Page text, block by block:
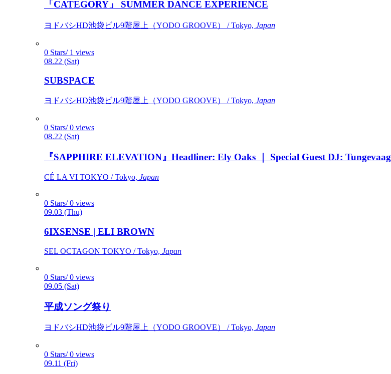
「CATEGORY」 SUMMER DANCE EXPERIENCE
ヨドバシHD池袋ビル9階屋上（YODO GROOVE） / Tokyo, Japan
0 Stars/ 1 views
08.22 (Sat)
SUBSPACE
ヨドバシHD池袋ビル9階屋上（YODO GROOVE） / Tokyo, Japan
0 Stars/ 0 views
08.22 (Sat)
『SAPPHIRE ELEVATION』Headliner: Ely Oaks ｜ Special Guest DJ: Tungevaag
CÉ LA VI TOKYO / Tokyo, Japan
0 Stars/ 0 views
09.03 (Thu)
6IXSENSE | ELI BROWN
SEL OCTAGON TOKYO / Tokyo, Japan
0 Stars/ 0 views
09.05 (Sat)
平成ソング祭り
ヨドバシHD池袋ビル9階屋上（YODO GROOVE） / Tokyo, Japan
0 Stars/ 0 views
09.11 (Fri)